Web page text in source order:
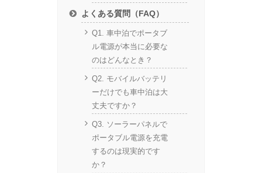
よくある質問（FAQ）
Q1. 車中泊でポータブ
ル電源が本当に必要な
のはどんなとき？
Q2. モバイルバッテリ
ーだけでも車中泊は大
丈夫ですか？
Q3. ソーラーパネルで
ポータブル電源を充電
するのは現実的です
か？